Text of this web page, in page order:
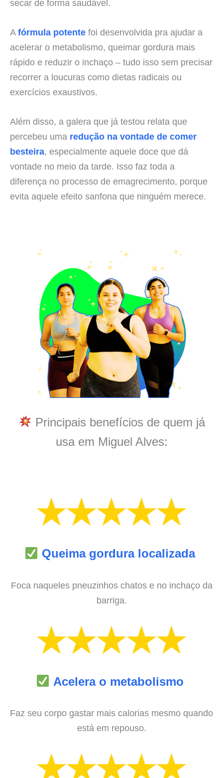
secar de forma saudável.
Afórmula potente foi desenvolvida pra ajudar a
acelerar o metabolismo, queimar gordura mais
rápido e reduzir o inchaço – tudo isso sem precisar
recorrer a loucuras como dietas radicais ou
exercícios exaustivos.
Além disso, a galera que já testou relata que
percebeu uma redução na vontade de comer
besteira, especialmente aquele doce que dá
vontade no meio da tarde. Isso faz toda a
diferença no processo de emagrecimento, porque
evita aquele efeito sanfona que ninguém merece.
Principais benefícios de quem já
usa em Miguel Alves:
Queima gordura localizada
Foca naqueles pneuzinhos chatos e no inchaço da
barriga.
Acelera o metabolismo
Faz seu corpo gastar mais calorias mesmo quando
está em repouso.